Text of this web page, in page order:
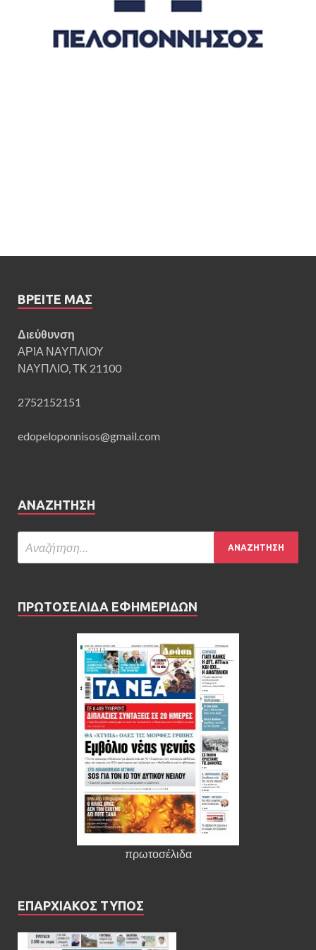
ΒΡΕΊΤΕ ΜΑΣ
Διεύθυνση
ΑΡΙΑ ΝΑΥΠΛΙΟΥ
ΝΑΥΠΛΙΟ, ΤΚ 21100
2752152151
edopeloponnisos@gmail.com
ΑΝΑΖΉΤΗΣΗ
ΠΡΩΤΟΣΕΛΙΔΑ ΕΦΗΜΕΡΙΔΩΝ
πρωτοσέλιδα
ΕΠΑΡΧΙΑΚΟΣ ΤΥΠΟΣ